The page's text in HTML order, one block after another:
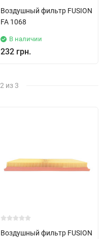
Воздушный фильтр FUSION
FA 1068
В наличии
232 грн.
из 3
Воздушный фильтр FUSION